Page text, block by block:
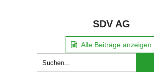
SDV AG
Alle Beiträge anzeigen